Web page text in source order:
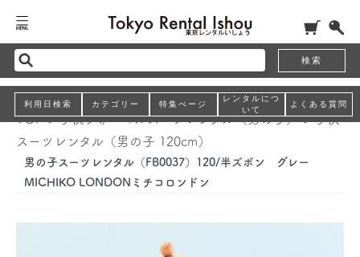
検索
利用日検索 カテゴリー 特集ぺージ
レンタルにつ
いて
よくある質問
TOP>子供フォーマルスーツレンタル（男の子）>子供
スーツレンタル（男の子 120cm）
男の子スーツレンタル（FB0037）120/半ズボン グレー
MICHIKO LONDONミチコロンドン